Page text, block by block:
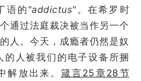
语的"addictus"。在希罗时
通过法庭裁决被当作另一个
人。今天，成瘾者仍然是奴
人被我们的电子设备所捆
解放出来。箴言25章28节